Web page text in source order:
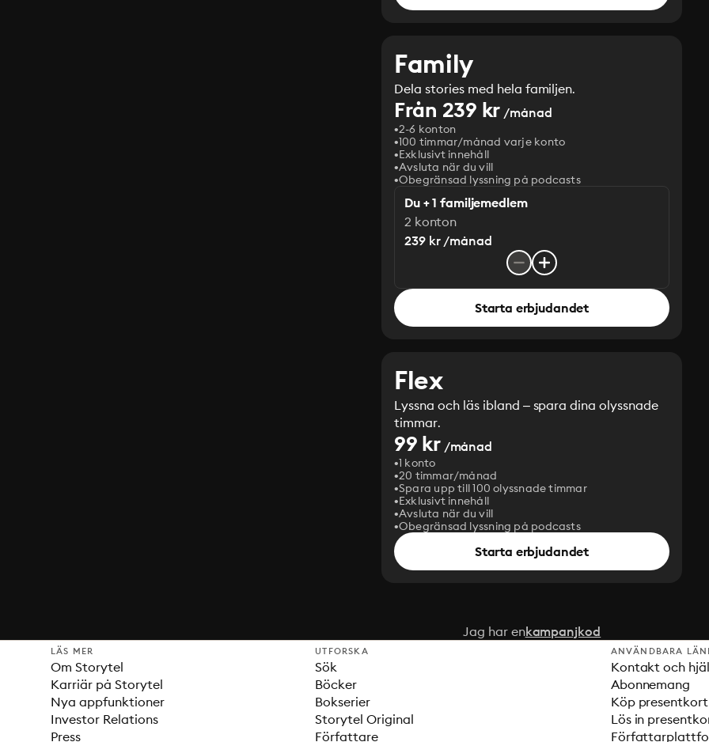
Family
Dela stories med hela familjen.
Från 239 kr /månad
2-6 konton
100 timmar/månad varje konto
Exklusivt innehåll
Avsluta när du vill
Obegränsad lyssning på podcasts
Du + 1 familjemedlem
2 konton
239 kr /månad
Starta erbjudandet
Flex
Lyssna och läs ibland – spara dina olyssnade
timmar.
99 kr/månad
1 konto
20 timmar/månad
Spara upp till 100 olyssnade timmar
Exklusivt innehåll
Avsluta när du vill
Obegränsad lyssning på podcasts
Starta erbjudandet
Jag har enkampanjkod
LÄS MER
Om Storytel
Karriär på Storytel
Nya appfunktioner
Investor Relations
Press
UTFORSKA
Sök
Böcker
Bokserier
Storytel Original
Författare
ANVÄNDBARA
Kontakt och
Abonnemang
Köp presentkort
Lös in